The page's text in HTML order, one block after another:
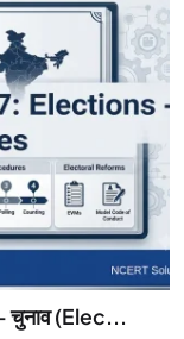
— चुनाव (Elec...